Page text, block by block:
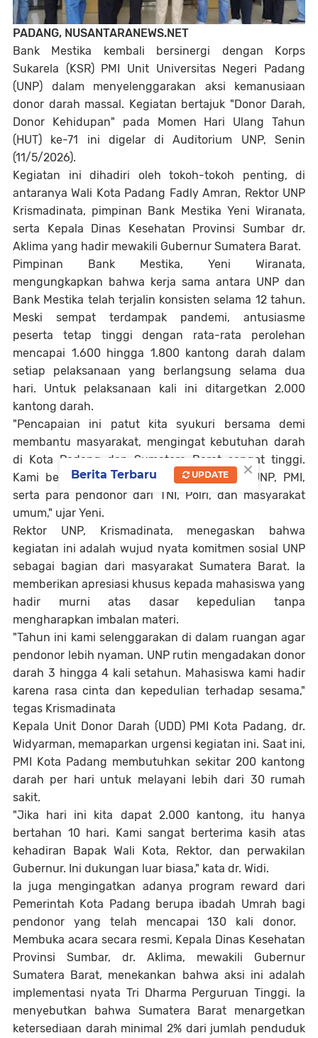
PADANG, NUSANTARANEWS.NET
Bank Mestika kembali bersinergi dengan Korps
Sukarela (KSR) PMI Unit Universitas Negeri Padang
(UNP) dalam menyelenggarakan aksi kemanusiaan
donor darah massal. Kegiatan bertajuk "Donor Darah,
Donor Kehidupan" pada Momen Hari Ulang Tahun
(HUT) ke-71 ini digelar di Auditorium UNP, Senin
(11/5/2026).
Kegiatan ini dihadiri oleh tokoh-tokoh penting, di
antaranya Wali Kota Padang Fadly Amran, Rektor UNP
Krismadinata, pimpinan Bank Mestika Yeni Wiranata,
serta Kepala Dinas Kesehatan Provinsi Sumbar dr.
Aklima yang hadir mewakili Gubernur Sumatera Barat.
Pimpinan Bank Mestika, Yeni Wiranata,
mengungkapkan bahwa kerja sama antara UNP dan
Bank Mestika telah terjalin konsisten selama 12 tahun.
Meski sempat terdampak pandemi, antusiasme
peserta tetap tinggi dengan rata-rata perolehan
mencapai 1.600 hingga 1.800 kantong darah dalam
setiap pelaksanaan yang berlangsung selama dua
hari. Untuk pelaksanaan kali ini ditargetkan 2.000
kantong darah.
​"Pencapaian ini patut kita syukuri bersama demi
membantu masyarakat, mengingat kebutuhan darah
di Kota Padang dan Sumatera Barat sangat tinggi.
Kami berterima kasih kepada jajaran KSR UNP, PMI,
serta para pendonor dari TNI, Polri, dan masyarakat
umum," ujar Yeni.
​Rektor UNP, Krismadinata, menegaskan bahwa
kegiatan ini adalah wujud nyata komitmen sosial UNP
sebagai bagian dari masyarakat Sumatera Barat. Ia
memberikan apresiasi khusus kepada mahasiswa yang
hadir murni atas dasar kepedulian tanpa
mengharapkan imbalan materi.
​"Tahun ini kami selenggarakan di dalam ruangan agar
pendonor lebih nyaman. UNP rutin mengadakan donor
darah 3 hingga 4 kali setahun. Mahasiswa kami hadir
karena rasa cinta dan kepedulian terhadap sesama,"
tegas Krismadinata
​Kepala Unit Donor Darah (UDD) PMI Kota Padang, dr.
Widyarman, memaparkan urgensi kegiatan ini. Saat ini,
PMI Kota Padang membutuhkan sekitar 200 kantong
darah per hari untuk melayani lebih dari 30 rumah
sakit.
​"Jika hari ini kita dapat 2.000 kantong, itu hanya
bertahan 10 hari. Kami sangat berterima kasih atas
kehadiran Bapak Wali Kota, Rektor, dan perwakilan
Gubernur. Ini dukungan luar biasa," kata dr. Widi.
Ia juga mengingatkan adanya program reward dari
Pemerintah Kota Padang berupa ibadah Umrah bagi
pendonor yang telah mencapai 130 kali donor. ​
Membuka acara secara resmi, Kepala Dinas Kesehatan
Provinsi Sumbar, dr. Aklima, mewakili Gubernur
Sumatera Barat, menekankan bahwa aksi ini adalah
implementasi nyata Tri Dharma Perguruan Tinggi. Ia
menyebutkan bahwa Sumatera Barat menargetkan
ketersediaan darah minimal 2% dari jumlah penduduk
×
Berita Terbaru UPDATE